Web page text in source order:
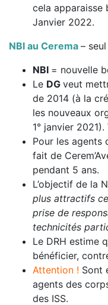
cela apparaisse
Janvier 2022.
NBI au Cerema –
NBI = nouvelle
Le DG veut
de 2014 (à la
les nouveaux
1° janvier 2021).
Pour les agents
fait de
pendant 5 ans.
L’objectif de la
plus attractifs
prise de
technicités
Le DRH estime
bénéficier,
Attention ! Sont
agents des
des ISS.